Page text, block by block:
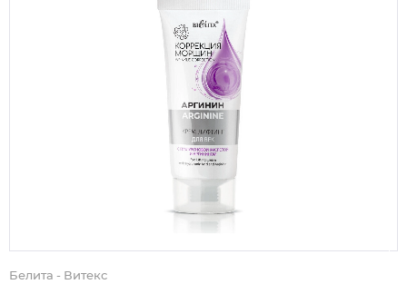
Белита - Витекс